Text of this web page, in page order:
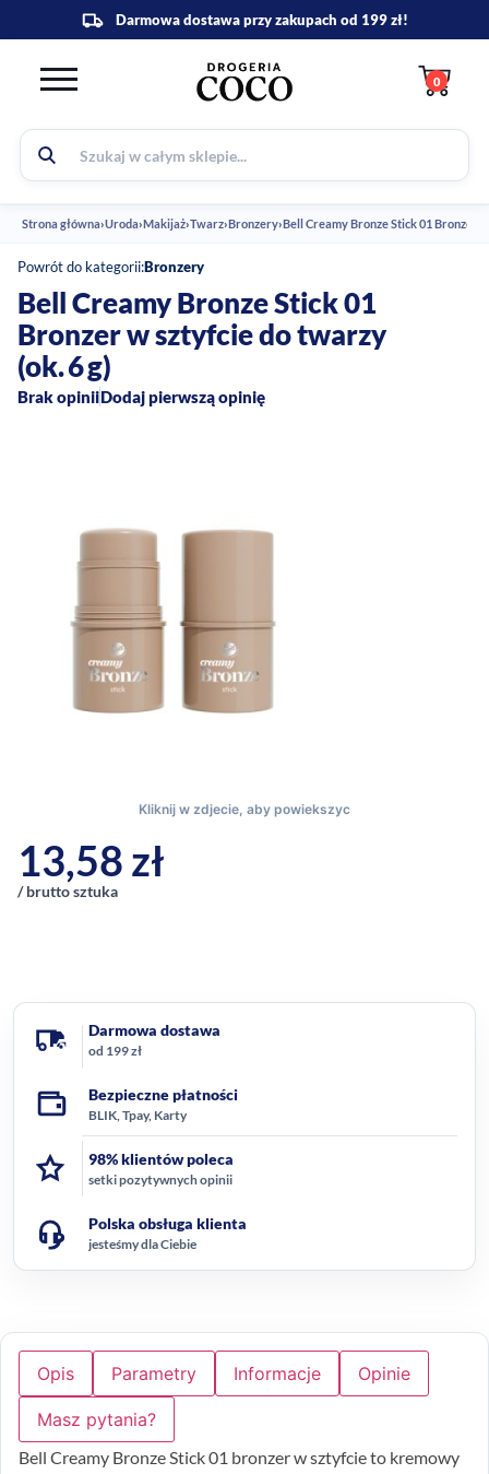
0
Strona główna›Uroda›Makijaż›Twarz›Bronzery›Bell Creamy Bronze Stick 01 Bronzer
Powrót do kategorii:Bronzery
Bell Creamy Bronze Stick 01
Bronzer w sztyfcie do twarzy
(ok. 6 g)
Brak opiniiDodaj pierwszą opinię
13,58zł
/ brutto sztuka
Darmowa dostawa
od 199 zł
Bezpieczne płatności
BLIK, Tpay, Karty
98% klientów poleca
setki pozytywnych opinii
Polska obsługa klienta
jesteśmy dla Ciebie
Opis Parametry Informacje Opinie
Masz pytania?
Bell Creamy Bronze Stick 01 bronzer w sztyfcie to kremowy